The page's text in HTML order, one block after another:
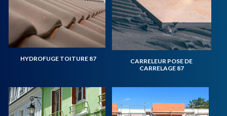
HYDROFUGE TOITURE 87
CARRELEUR POSE DE
CARRELAGE 87